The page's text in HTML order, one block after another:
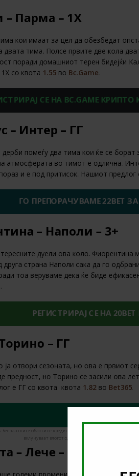
Парма – 1X
кои имаат за цел да обезбедат
двата тима. Полсе првите две кола
поради домашниот терен бидејќи
со квота 1.55 во Bc.Game.
СЕ НА BC.GAME
– Интер – ГГ
помеѓу два тима кои ќе се борат
атмосферата во тимот е одлична.
и е под притисок. Нашиот предлог
ГО ПРЕПОРАЧУВАМЕ 22BET
– Наполи – 3+
дуели ова коло. Фиорентина
друга страна Наполи сака да го
тоа веруваме дека ќе биде
.
РЕГИСТРИРАЈ СЕ НА
– ГГ
ја отвори сезоната, но ова е првиот
предност, но Торино се засили ова
е ГГ со квота квота 1.82 во Bet365.
облози се кредити за обложување. Потребна е
вклучуваат влогот од кредити. Има временски
– Лече – 1